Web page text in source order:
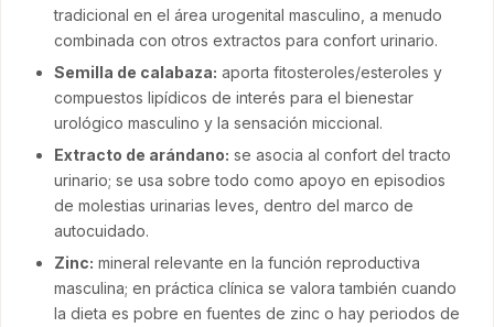
tradicional en el área urogenital masculino, a menudo
combinada con otros extractos para confort urinario.
Semilla de calabaza: aporta fitosteroles/esteroles y
compuestos lipídicos de interés para el bienestar
urológico masculino y la sensación miccional.
Extracto de arándano: se asocia al confort del tracto
urinario; se usa sobre todo como apoyo en episodios
de molestias urinarias leves, dentro del marco de
autocuidado.
Zinc: mineral relevante en la función reproductiva
masculina; en práctica clínica se valora también cuando
la dieta es pobre en fuentes de zinc o hay periodos de